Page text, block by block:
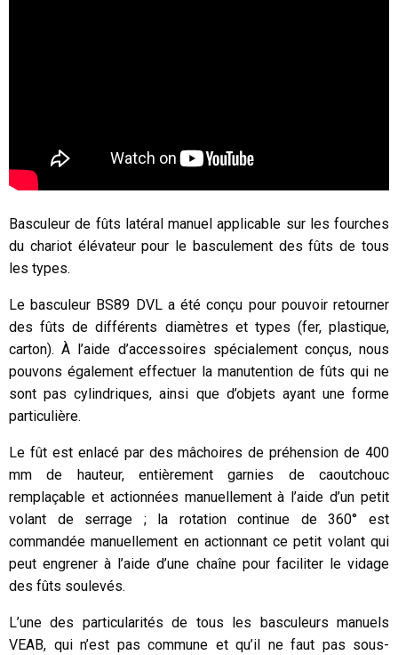
Basculeur de fûts latéral manuel applicable sur les fourches
du chariot élévateur pour le basculement des fûts de tous
les types.
Le basculeur BS89 DVL a été conçu pour pouvoir retourner
des fûts de différents diamètres et types (fer, plastique,
carton). À l’aide d’accessoires spécialement conçus, nous
pouvons également effectuer la manutention de fûts qui ne
sont pas cylindriques, ainsi que d’objets ayant une forme
particulière.
Le fût est enlacé par des mâchoires de préhension de 400
mm de hauteur, entièrement garnies de caoutchouc
remplaçable et actionnées manuellement à l’aide d’un petit
volant de serrage ; la rotation continue de 360° est
commandée manuellement en actionnant ce petit volant qui
peut engrener à l’aide d’une chaîne pour faciliter le vidage
des fûts soulevés.
L’une des particularités de tous les basculeurs manuels
VEAB, qui n’est pas commune et qu’il ne faut pas sous-